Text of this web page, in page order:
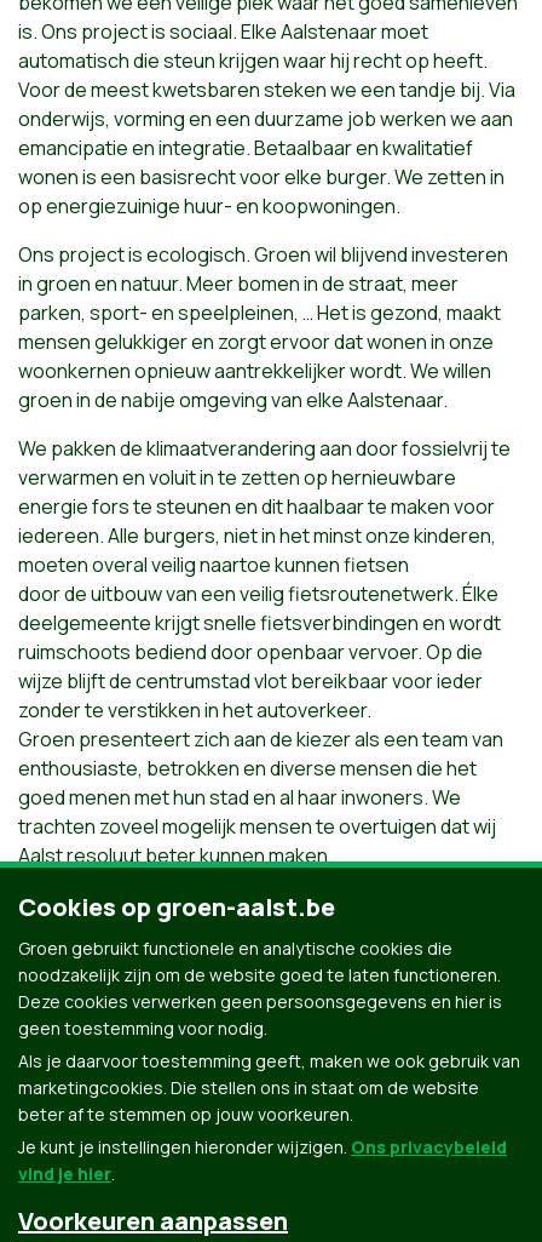
is. Ons project is sociaal. Elke Aalstenaar moet
automatisch die steun krijgen waar hij recht op heeft.
Voor de meest kwetsbaren steken we een tandje bij. Via
onderwijs, vorming en een duurzame job werken we aan
emancipatie en integratie. Betaalbaar en kwalitatief
wonen is een basisrecht voor elke burger. We zetten in
op energiezuinige huur- en koopwoningen.
Ons project is ecologisch. Groen wil blijvend investeren
in groen en natuur. Meer bomen in de straat, meer
parken, sport- en speelpleinen, … Het is gezond, maakt
mensen gelukkiger en zorgt ervoor dat wonen in onze
woonkernen opnieuw aantrekkelijker wordt. We willen
groen in de nabije omgeving van elke Aalstenaar.
We pakken de klimaatverandering aan door fossielvrij te
verwarmen en voluit in te zetten op hernieuwbare
energie fors te steunen en dit haalbaar te maken voor
iedereen. Alle burgers, niet in het minst onze kinderen,
moeten overal veilig naartoe kunnen fietsen
door de uitbouw van een veilig fietsroutenetwerk. Élke
deelgemeente krijgt snelle fietsverbindingen en wordt
ruimschoots bediend door openbaar vervoer. Op die
wijze blijft de centrumstad vlot bereikbaar voor ieder
zonder te verstikken in het autoverkeer.
Groen presenteert zich aan de kiezer als een team van
enthousiaste, betrokken en diverse mensen die het
goed menen met hun stad en al haar inwoners. We
trachten zoveel mogelijk mensen te overtuigen dat wij
Aalst resoluut beter kunnen maken.
te steunen op 14 oktober.
Lander Wantens, lijsttrekker
Andreas Verleysen, lijstduwer
Groen.be
Cookies op groen-aalst.be
Groen gebruikt functionele en analytische cookies die
noodzakelijk zijn om de website goed te laten functioneren.
Deze cookies verwerken geen persoonsgegevens en hier is
geen toestemming voor nodig.
Als je daarvoor toestemming geeft, maken we ook gebruik van
marketingcookies. Die stellen ons in staat om de website
beter af te stemmen op jouw voorkeuren.
Je kunt je instellingen hieronder wijzigen. Ons privacybeleid
vind je hier.
Voorkeuren aanpassen